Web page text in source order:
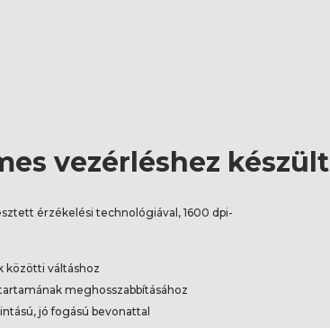
vezérléshez készült
érzékelési technológiával, 1600 dpi-
közötti váltáshoz
meghosszabbításához
jó fogású bevonattal